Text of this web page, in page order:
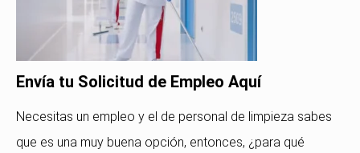
Envía tu Solicitud de Empleo Aquí
Necesitas un empleo y el de personal de limpieza sabes
que es una muy buena opción, entonces, ¿para qué